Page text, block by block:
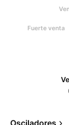
Fuerte venta
Osciladores